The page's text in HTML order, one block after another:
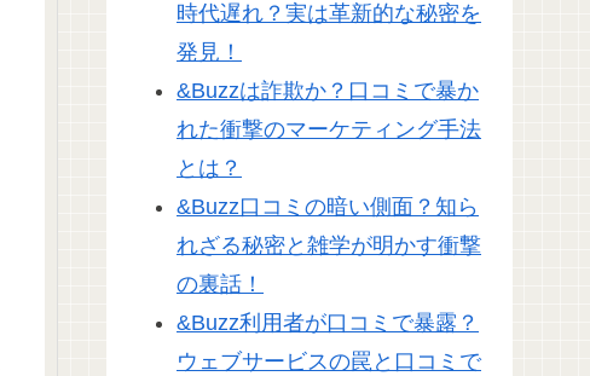
時代遅れ？実は革新的な秘密を
発見！
&Buzzは詐欺か？口コミで暴か
れた衝撃のマーケティング手法
とは？
&Buzz口コミの暗い側面？知ら
れざる秘密と雑学が明かす衝撃
の裏話！
&Buzz利用者が口コミで暴露？
ウェブサービスの罠と口コミで